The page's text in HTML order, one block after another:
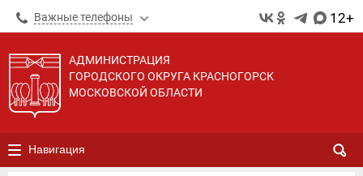
Важные телефоны 12+
АДМИНИСТРАЦИЯ
ГОРОДСКОГО ОКРУГА КРАСНОГОРСК
МОСКОВСКОЙ ОБЛАСТИ
Навигация